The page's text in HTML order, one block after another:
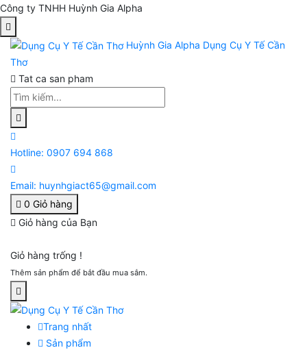
Công ty TNHH Huỳnh Gia Alpha
Huỳnh Gia Alpha Dụng Cụ Y Tế Cần
Thơ
Tat ca san pham
Hotline: 0907 694 868
Email: huynhgiact65@gmail.com
0 Giỏ hàng
Giỏ hàng của Bạn
Giỏ hàng trống !
Thêm sản phẩm để bắt đầu mua sắm.
Trang nhất
Sản phẩm